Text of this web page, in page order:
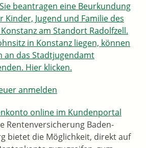
beantragen eine Beurkundung
Kinder, Jugend und Familie des
am Standort Radolfzell.
in Konstanz liegen, können
an das Stadtjugendamt
Hier klicken.
anmelden
online im Kundenportal
Rentenversicherung Baden-
bietet die Möglichkeit, direkt auf